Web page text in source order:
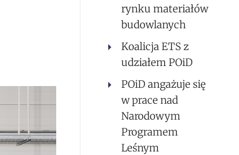
rynku materiałów
budowlanych
Koalicja ETS z
udziałem POiD
POiD angażuje się
w prace nad
Narodowym
Programem
Leśnym